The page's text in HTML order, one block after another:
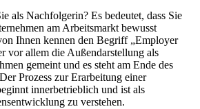
als Nachfolgerin? Es bedeutet, dass Sie
am Arbeitsmarkt bewusst
Ihnen kennen den Begriff „Employer
vor allem die Außendarstellung als
gemeint und es steht am Ende des
Prozess zur Erarbeitung einer
innerbetrieblich und ist als
zu verstehen.